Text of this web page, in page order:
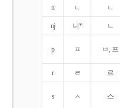
n ㄴ ㄴ
nj 니* ㄴ
p ㅍ ㅂ, 프
r ㄹ 르
s ㅅ 스